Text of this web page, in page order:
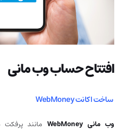
افتتاح حساب وب مانی
ساخت اکانت WebMoney
وب مانی WebMoney مانند